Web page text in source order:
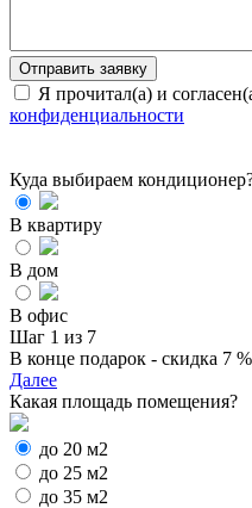
Я прочитал(а) и
конфиденциальности
Куда выбираем
В квартиру
В дом
В офис
Шаг 1 из 7
В конце подарок - скидка 7 %
Далее
Какая площадь помещения?
до 20 м2
до 25 м2
до 35 м2